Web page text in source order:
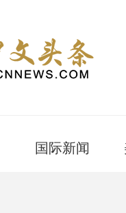
国际新闻